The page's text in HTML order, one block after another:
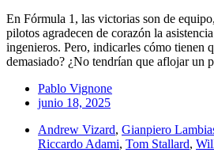
En Fórmula 1, las victorias son de
pilotos agradecen de corazón la
ingenieros. Pero, indicarles cómo tienen
demasiado? ¿No tendrían que aflojar un
Pablo Vignone
junio 18, 2025
Andrew Vizard, Gianpiero
Riccardo Adami, Tom Stallard,